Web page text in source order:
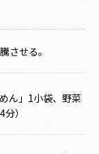
させる。
ん」1小袋、野菜
）